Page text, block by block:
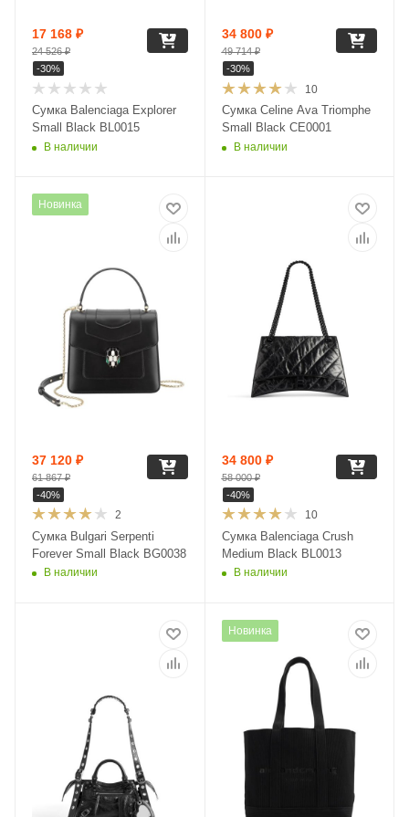
Сумка Balenciaga Explorer
Small Black BL0015
В наличии
17 168 ₽
24 526₽
-30%
10
Сумка Celine Ava Triomphe
Small Black CE0001
В наличии
34 800₽
49 714₽
-30%
Новинка
2
Сумка Bulgari Serpenti
Forever Small Black BG0038
В наличии
37 120 ₽
61 867₽
-40%
10
Сумка Balenciaga Crush
Medium Black BL0013
В наличии
34 800₽
58 000₽
-40%
Новинка